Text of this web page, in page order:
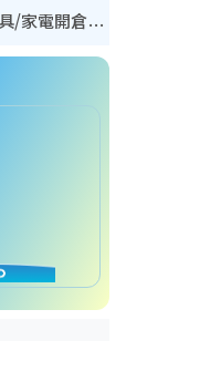
廚具開倉｜特福Tefal廚具/家電開倉低至3折！$220起買平底鍋/炒鑊/湯煲！電飯煲/吸塵機/燙斗$418起